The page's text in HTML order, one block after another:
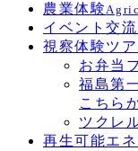
農業体験
イベント交
視察体験ツ
お弁当
福島第
こちら
ツクレ
再生可能エ